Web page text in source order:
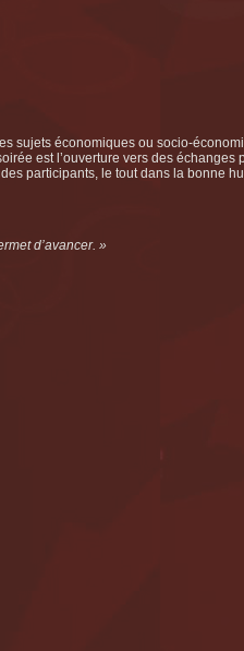
économiques ou socio-
est l’ouverture vers des échanges
participants, le tout dans la bonne
d’avancer. »